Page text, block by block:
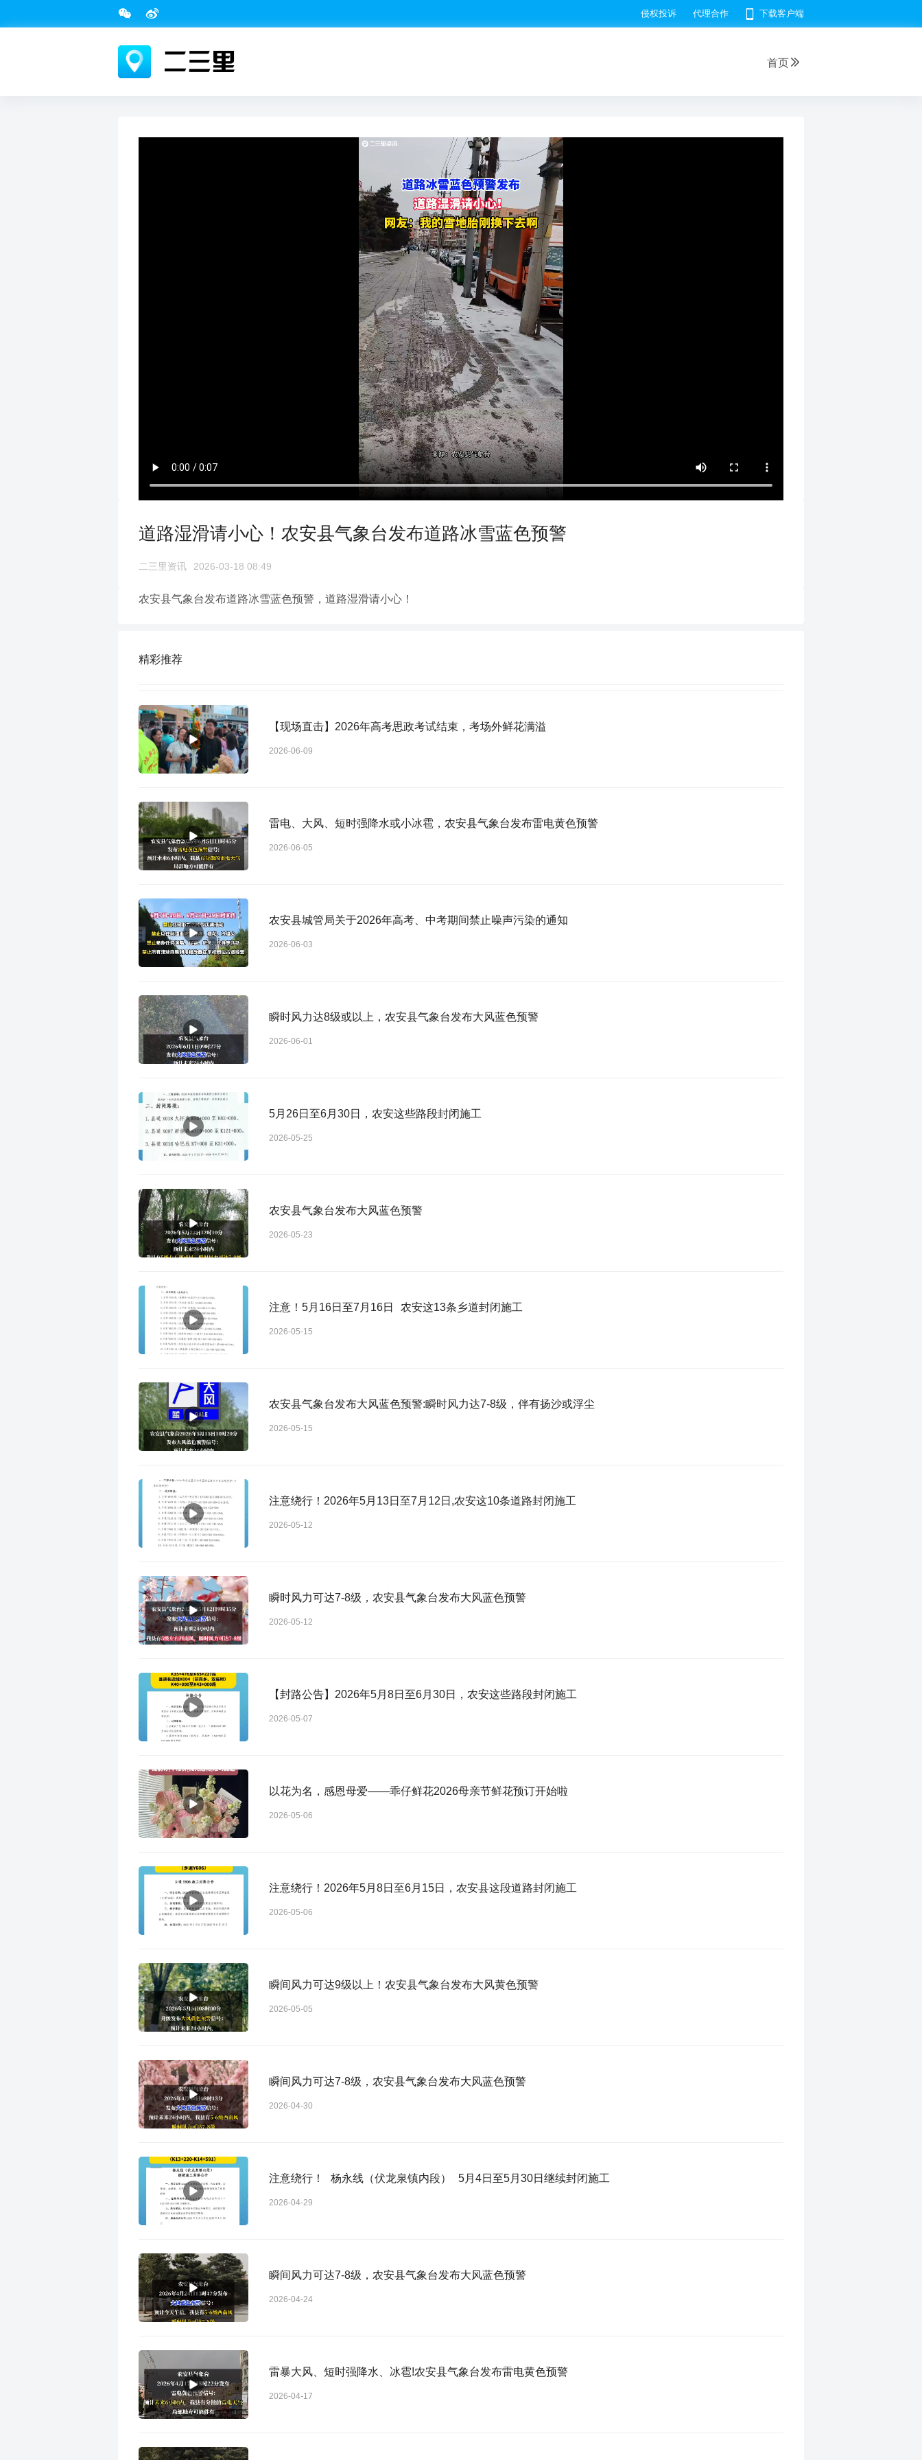
侵权投诉 代理合作 下载客户端
首页
道路湿滑请小心！农安县气象台发布道路冰雪蓝色预警
二三里资讯 2026-03-18 08:49
农安县气象台发布道路冰雪蓝色预警，道路湿滑请小心！
精彩推荐
【现场直击】2026年高考思政考试结束，考场外鲜花满溢
2026-06-09
雷电、大风、短时强降水或小冰雹，农安县气象台发布雷电黄色预警
2026-06-05
农安县城管局关于2026年高考、中考期间禁止噪声污染的通知
2026-06-03
瞬时风力达8级或以上，农安县气象台发布大风蓝色预警
2026-06-01
5月26日至6月30日，农安这些路段封闭施工
2026-05-25
农安县气象台发布大风蓝色预警
2026-05-23
注意！5月16日至7月16日 农安这13条乡道封闭施工
2026-05-15
农安县气象台发布大风蓝色预警:瞬时风力达7-8级，伴有扬沙或浮尘
2026-05-15
注意绕行！2026年5月13日至7月12日,农安这10条道路封闭施工
2026-05-12
瞬时风力可达7-8级，农安县气象台发布大风蓝色预警
2026-05-12
【封路公告】2026年5月8日至6月30日，农安这些路段封闭施工
2026-05-07
以花为名，感恩母爱——乖仔鲜花2026母亲节鲜花预订开始啦
2026-05-06
注意绕行！2026年5月8日至6月15日，农安县这段道路封闭施工
2026-05-06
瞬间风力可达9级以上！农安县气象台发布大风黄色预警
2026-05-05
瞬间风力可达7-8级，农安县气象台发布大风蓝色预警
2026-04-30
注意绕行！ 杨永线（伏龙泉镇内段） 5月4日至5月30日继续封闭施工
2026-04-29
瞬间风力可达7-8级，农安县气象台发布大风蓝色预警
2026-04-24
雷暴大风、短时强降水、冰雹!农安县气象台发布雷电黄色预警
2026-04-17